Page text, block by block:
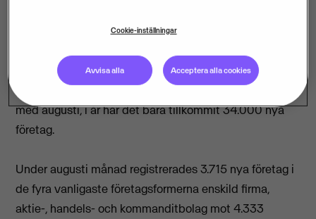
procent jämfört med samma period i fjol. Förra året
registrerades drygt 41.000 företag från januari till och
med augusti, i år har det bara tillkommit 34.000 nya
företag.
Under augusti månad registrerades 3.715 nya företag i
de fyra vanligaste företagsformerna enskild firma,
aktie-, handels- och kommanditbolag mot 4.333
Cookie-inställningar
Avvisa alla Acceptera alla cookies